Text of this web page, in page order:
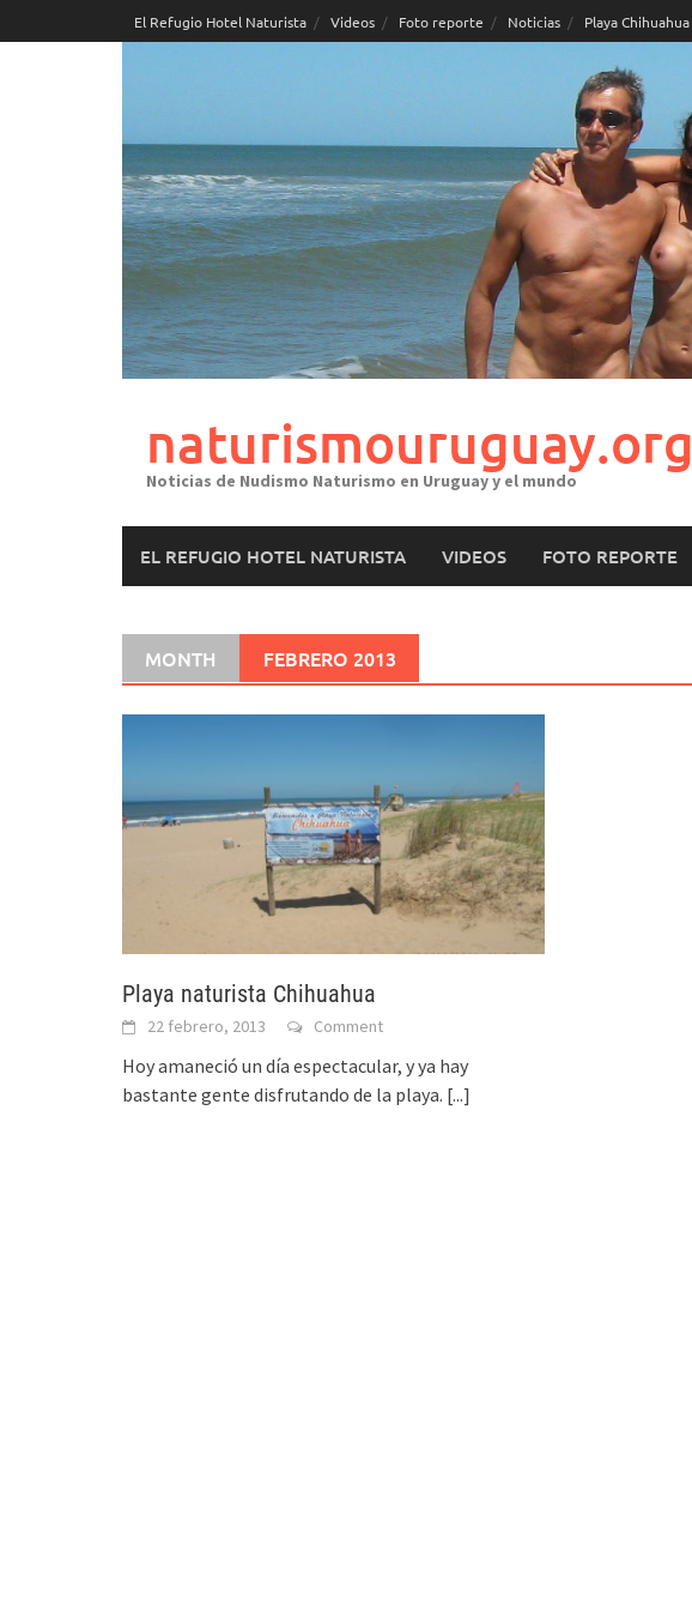
to
El Refugio Hotel Naturista Videos Foto reporte Noticias Playa Chihuahua
naturismouruguay.org
Noticias de Nudismo Naturismo en Uruguay y el mundo
EL REFUGIO HOTEL NATURISTA VIDEOS FOTO REPORTE
MONTH FEBRERO 2013
Playa naturista Chihuahua
22 febrero, 2013 Comment
Hoy amaneció un día espectacular, y ya hay
bastante gente disfrutando de la playa. [...]